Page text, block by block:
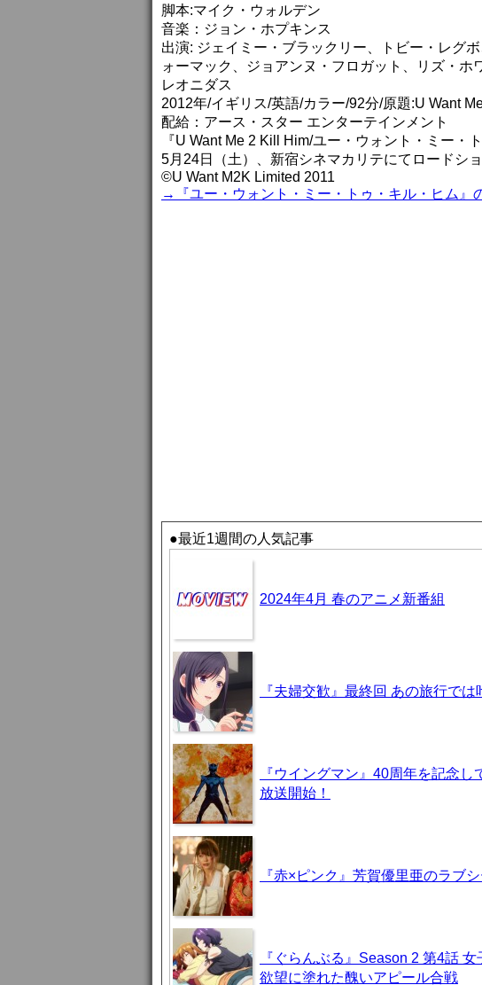
脚本:マイク・ウォルデン
音楽：ジョン・ホプキンス
出演: ジェイミー・ブラックリー、トビー・レグ
ォーマック、ジョアンヌ・フロガット、リズ・ホ
レオニダス
2012年/イギリス/英語/カラー/92分/原題:U Want
配給：アース・スター エンターテインメント
『U Want Me 2 Kill Him/ユー・ウォント・ミー・
5月24日（土）、新宿シネマカリテにてロードショ
©U Want M2K Limited 2011
→『ユー・ウォント・ミー・トゥ・キル・ヒム』
●最近1週間の人気記事
2024年4月 春のアニメ新番組
『夫婦交歓』最終回 あの旅行で
『ウイングマン』40周年を記念
放送開始！
『赤×ピンク』芳賀優里亜のラブ
『ぐらんぶる』Season 2 第4話
欲望に塗れた醜いアピール合戦